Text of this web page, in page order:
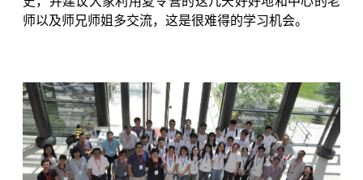
师以及师兄师姐多交流，这是很难得的学习机会。